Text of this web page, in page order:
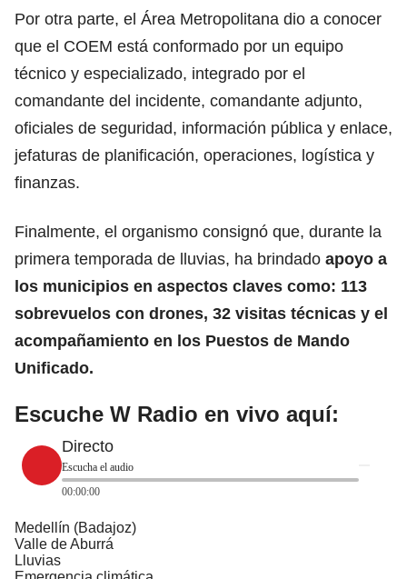
Por otra parte, el Área Metropolitana dio a conocer
que el COEM está conformado por un equipo
técnico y especializado, integrado por el
comandante del incidente, comandante adjunto,
oficiales de seguridad, información pública y enlace,
jefaturas de planificación, operaciones, logística y
finanzas.
Finalmente, el organismo consignó que, durante la
primera temporada de lluvias, ha brindado apoyo a
los municipios en aspectos claves como: 113
sobrevuelos con drones, 32 visitas técnicas y el
acompañamiento en los Puestos de Mando
Unificado.
Escuche W Radio en vivo aquí:
Directo
Escucha el audio
00:00:00
Medellín (Badajoz)
Valle de Aburrá
Lluvias